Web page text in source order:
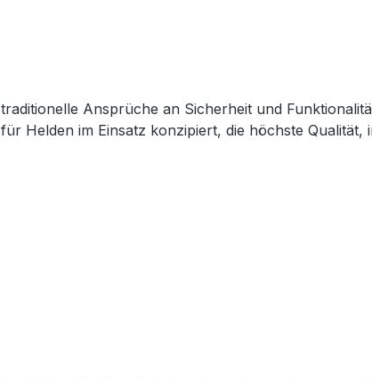
Ansprüche an Sicherheit und
Helden im Einsatz konzipiert, die höchste